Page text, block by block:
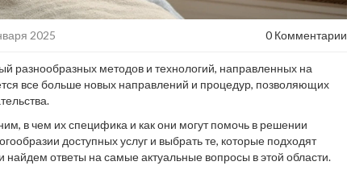
2025 0 Комментарии
разнообразных методов и технологий, направленных на
все больше новых направлений и процедур, позволяющих
в чем их специфика и как они могут помочь в решении
доступных услуг и выбрать те, которые подходят
ответы на самые актуальные вопросы в этой области.